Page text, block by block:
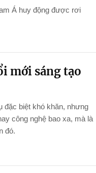
Á huy động được rơi
mới sáng tạo
đặc biệt khó khăn, nhưng
công nghệ bao xa, mà là
đó.